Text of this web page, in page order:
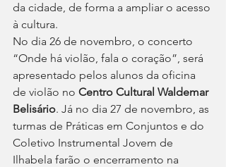
da cidade, de forma a ampliar o acesso
à cultura.
No dia 26 de novembro, o concerto
“Onde há violão, fala o coração”, será
apresentado pelos alunos da oficina
de violão no Centro Cultural Waldemar
Belisário. Já no dia 27 de novembro, as
turmas de Práticas em Conjuntos e do
Coletivo Instrumental Jovem de
Ilhabela farão o encerramento na